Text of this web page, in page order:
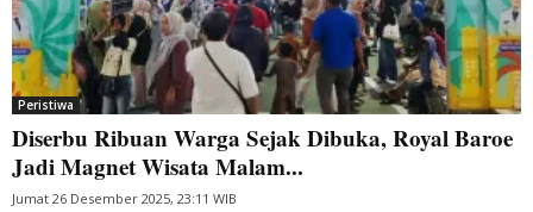
Peristiwa
Diserbu Ribuan Warga Sejak Dibuka, Royal Baroe
Jadi Magnet Wisata Malam...
Jumat 26 Desember 2025, 23:11 WIB